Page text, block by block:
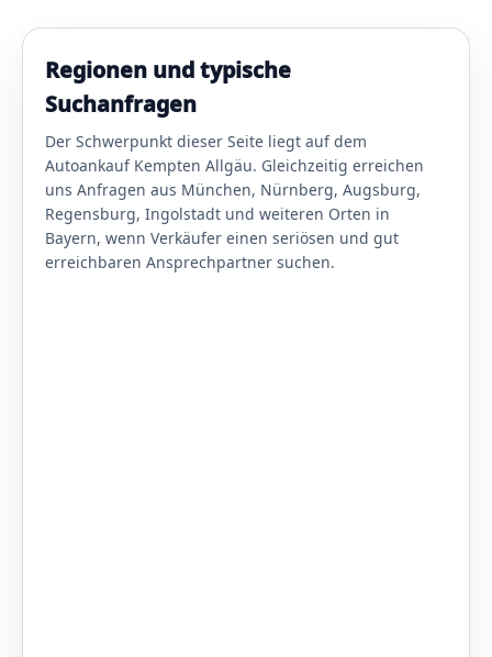
Regionen und typische
Suchanfragen
Der Schwerpunkt dieser Seite liegt auf dem
Autoankauf Kempten Allgäu. Gleichzeitig erreichen
uns Anfragen aus München, Nürnberg, Augsburg,
Regensburg, Ingolstadt und weiteren Orten in
Bayern, wenn Verkäufer einen seriösen und gut
erreichbaren Ansprechpartner suchen.